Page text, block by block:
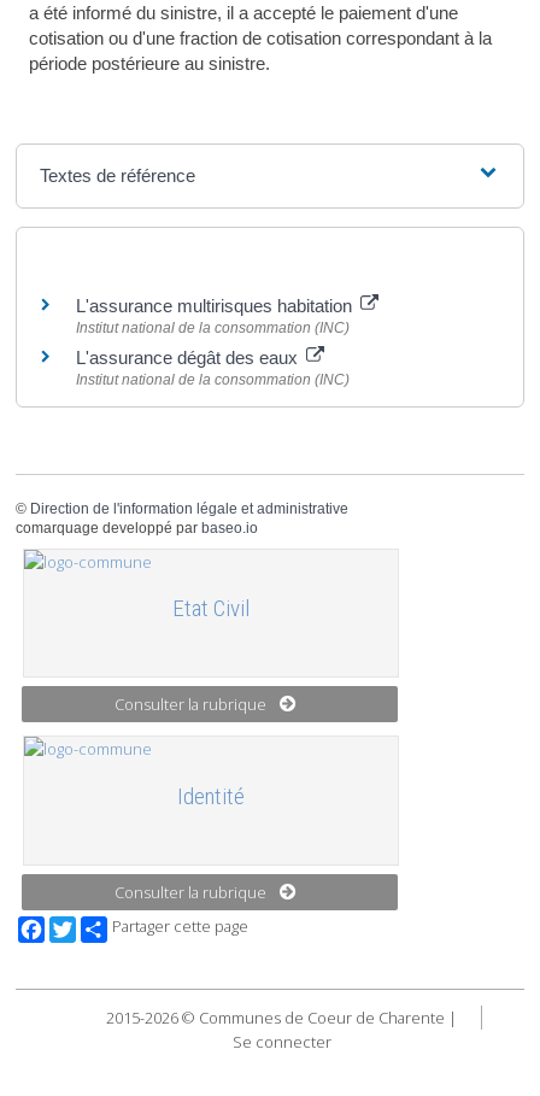
a été informé du sinistre, il a accepté le paiement d'une
cotisation ou d'une fraction de cotisation correspondant à la
période postérieure au sinistre.
Textes de référence
L'assurance multirisques habitation
Institut national de la consommation (INC)
L'assurance dégât des eaux
Institut national de la consommation (INC)
© Direction de l'information légale et administrative
comarquage developpé par baseo.io
Etat Civil
Consulter la rubrique
Identité
Consulter la rubrique
Facebook
TwitterPartager cette page
2015-2026 © Communes de Coeur de Charente |
Se connecter